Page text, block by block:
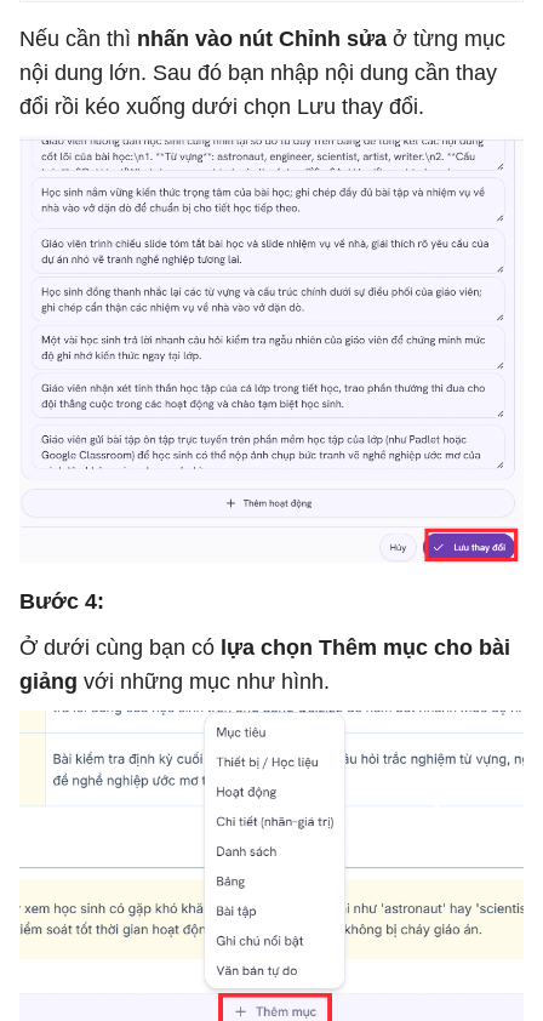
Nếu cần thì nhấn vào nút Chỉnh sửa ở từng mục
nội dung lớn. Sau đó bạn nhập nội dung cần thay
đổi rồi kéo xuống dưới chọn Lưu thay đổi.
Bước 4:
Ở dưới cùng bạn có lựa chọn Thêm mục cho bài
giảng với những mục như hình.